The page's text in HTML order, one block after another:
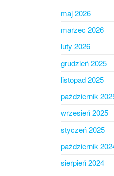
maj 2026
marzec 2026
luty 2026
grudzień 2025
listopad 2025
październik
wrzesień 2025
styczeń 2025
październik
sierpień 2024